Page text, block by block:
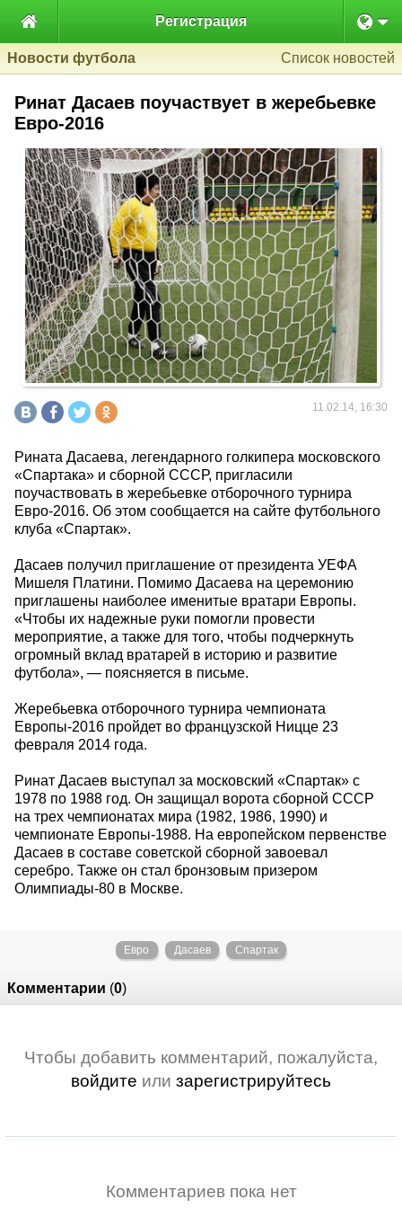
 Регистрация
Новости футбола Список новостей
Ринат Дасаев поучаствует в жеребьевке
Евро-2016
11.02.14, 16:30
Рината Дасаева, легендарного голкипера московского
«Спартака» и сборной СССР, пригласили
поучаствовать в жеребьевке отборочного турнира
Евро-2016. Об этом сообщается на сайте футбольного
клуба «Спартак».
Дасаев получил приглашение от президента УЕФА
Мишеля Платини. Помимо Дасаева на церемонию
приглашены наиболее именитые вратари Европы.
«Чтобы их надежные руки помогли провести
мероприятие, а также для того, чтобы подчеркнуть
огромный вклад вратарей в историю и развитие
футбола», — поясняется в письме.
Жеребьевка отборочного турнира чемпионата
Европы-2016 пройдет во французской Ницце 23
февраля 2014 года.
Ринат Дасаев выступал за московский «Спартак» с
1978 по 1988 год. Он защищал ворота сборной СССР
на трех чемпионатах мира (1982, 1986, 1990) и
чемпионате Европы-1988. На европейском первенстве
Дасаев в составе советской сборной завоевал
серебро. Также он стал бронзовым призером
Олимпиады-80 в Москве.
Евро Дасаев Спартак
Комментарии (0)
Чтобы добавить комментарий, пожалуйста,
войдите или зарегистрируйтесь
Комментариев пока нет